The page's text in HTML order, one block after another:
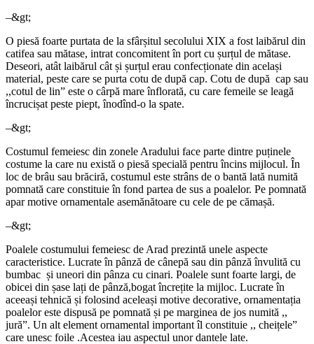
–&gt;
O piesă foarte purtata de la sfârșitul secolului XIX a fost laibărul din
catifea sau mătase, intrat concomitent în port cu șurțul de mătase.
Deseori, atât laibărul cât și șurțul erau confecționate din același
material, peste care se purta cotu de după cap. Cotu de după cap sau
,,cotul de lin” este o cârpă mare înflorată, cu care femeile se leagă
încrucișat peste piept, înodînd-o la spate.
–&gt;
Costumul femeiesc din zonele Aradului face parte dintre puținele
costume la care nu există o piesă specială pentru încins mijlocul. În
loc de brâu sau brăciră, costumul este strâns de o bantă lată numită
pomnată care constituie în fond partea de sus a poalelor. Pe pomnată
apar motive ornamentale asemănătoare cu cele de pe cămașă.
–&gt;
Poalele costumului femeiesc de Arad prezintă unele aspecte
caracteristice. Lucrate în pânză de cânepă sau din pânză învulită cu
bumbac și uneori din pânza cu cinari. Poalele sunt foarte largi, de
obicei din șase lați de pânză,bogat încrețite la mijloc. Lucrate în
aceeași tehnică și folosind aceleași motive decorative, ornamentația
poalelor este dispusă pe pomnată și pe marginea de jos numită ,,
jură”. Un alt element ornamental important îl constituie ,, cheițele”
care unesc foile .Acestea iau aspectul unor dantele late.